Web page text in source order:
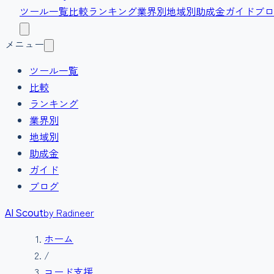
ツール一覧比較ランキング業界別地域別助成金ガイドブ
メニュー
ツール一覧
比較
ランキング
業界別
地域別
助成金
ガイド
ブログ
AI Scoutby Radineer
ホーム
/